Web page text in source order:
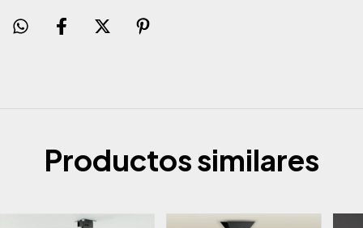
Productos similares